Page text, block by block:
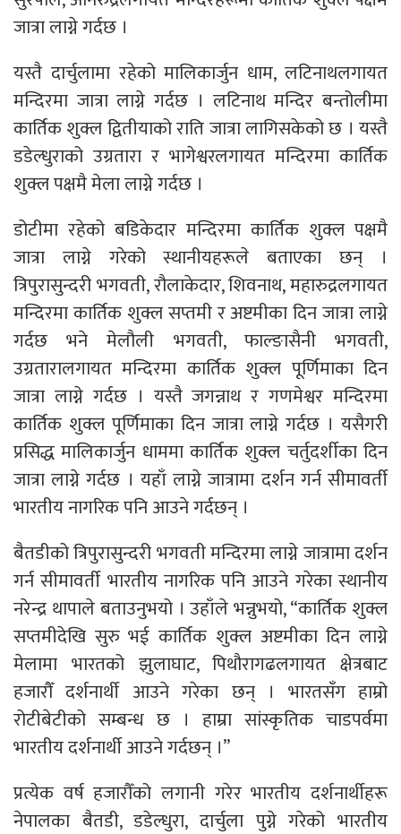
जात्रा लाग्ने गर्दछ ।
यस्तै दार्चुलामा रहेको मालिकार्जुन धाम, लटिनाथलगायत
मन्दिरमा जात्रा लाग्ने गर्दछ । लटिनाथ मन्दिर बन्तोलीमा
कार्तिक शुक्ल द्वितीयाको राति जात्रा लागिसकेको छ । यस्तै
डडेल्धुराको उग्रतारा र भागेश्वरलगायत मन्दिरमा कार्तिक
शुक्ल पक्षमै मेला लाग्ने गर्दछ ।
डोटीमा रहेको बडिकेदार मन्दिरमा कार्तिक शुक्ल पक्षमै
जात्रा लाग्ने गरेको स्थानीयहरूले बताएका छन् ।
त्रिपुरासुन्दरी भगवती, रौलाकेदार, शिवनाथ, महारुद्रलगायत
मन्दिरमा कार्तिक शुक्ल सप्तमी र अष्टमीका दिन जात्रा लाग्ने
गर्दछ भने मेलौली भगवती, फाल्ङासैनी भगवती,
उग्रतारालगायत मन्दिरमा कार्तिक शुक्ल पूर्णिमाका दिन
जात्रा लाग्ने गर्दछ । यस्तै जगन्नाथ र गणमेश्वर मन्दिरमा
कार्तिक शुक्ल पूर्णिमाका दिन जात्रा लाग्ने गर्दछ । यसैगरी
प्रसिद्ध मालिकार्जुन धाममा कार्तिक शुक्ल चर्तुदर्शीका दिन
जात्रा लाग्ने गर्दछ । यहाँ लाग्ने जात्रामा दर्शन गर्न सीमावर्ती
भारतीय नागरिक पनि आउने गर्दछन् ।
बैतडीको त्रिपुरासुन्दरी भगवती मन्दिरमा लाग्ने जात्रामा दर्शन
गर्न सीमावर्ती भारतीय नागरिक पनि आउने गरेका स्थानीय
नरेन्द्र थापाले बताउनुभयो । उहाँले भन्नुभयो, “कार्तिक शुक्ल
सप्तमीदेखि सुरु भई कार्तिक शुक्ल अष्टमीका दिन लाग्ने
मेलामा भारतको झुलाघाट, पिथौरागढलगायत क्षेत्रबाट
हजारौँ दर्शनार्थी आउने गरेका छन् । भारतसँग हाम्रो
रोटीबेटीको सम्बन्ध छ । हाम्रा सांस्कृतिक चाडपर्वमा
भारतीय दर्शनार्थी आउने गर्दछन् ।”
प्रत्येक वर्ष हजारौँको लगानी गरेर भारतीय दर्शनार्थीहरू
नेपालका बैतडी, डडेल्धुरा, दार्चुला पुग्ने गरेको भारतीय